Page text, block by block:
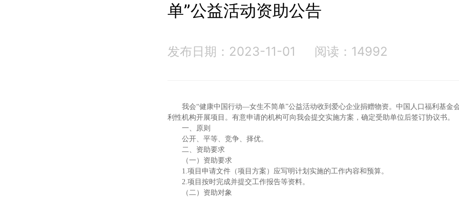
单”公益活动资助公告
发布日期：2023-11-01 阅读：14992
我会“健康中国行动—女生不简单”公益活动收到爱心企业捐赠物资。中国人口福利基金
利性机构开展项目。有意申请的机构可向我会提交实施方案，确定受助单位后签订协议书。
一、原则
公开、平等、竞争、择优。
二、资助要求
（一）资助要求
1.项目申请文件（项目方案）应写明计划实施的工作内容和预算。
2.项目按时完成并提交工作报告等资料。
（二）资助对象